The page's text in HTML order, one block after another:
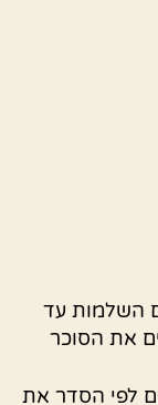
השלמות עד
את הסוכר
לפי הסדר את